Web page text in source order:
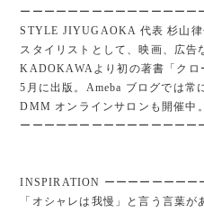
ーーーーーーーーーーーーーーー
STYLE JIYUGAOKA 代表 杉山律
スタイリストとして、映画、広告
KADOKAWAより初の著書「クロ
5月に出版。Ameba ブログでは常
DMM オンラインサロンも開催中。
ーーーーーーーーーーーーーーー
INSPIRATION ーーーーーーーー
「オシャレは我慢」と言う言葉